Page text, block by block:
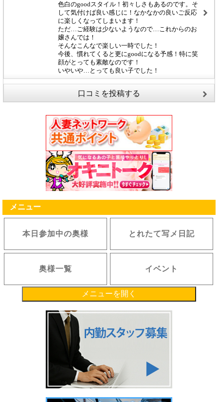
色白のgoodスタイル！初々しさもあるのです。そ
して気付けば良い感じに！なかなかの良いご反応
に楽しくなってしまいます！
ただ…ご経験は少ないようなので…これからのお
嬢さんでは！
そんなこんなで楽しい一時でした！
今後、慣れてくると更にgoodになる予感！特に笑
顔がとっても素敵なのです！
いやいや…とっても良い子でした！
口コミを投稿する
メニュー
本日参加中の奥様 とれたて写メ日記
奥様一覧 イベント
メニューを開く